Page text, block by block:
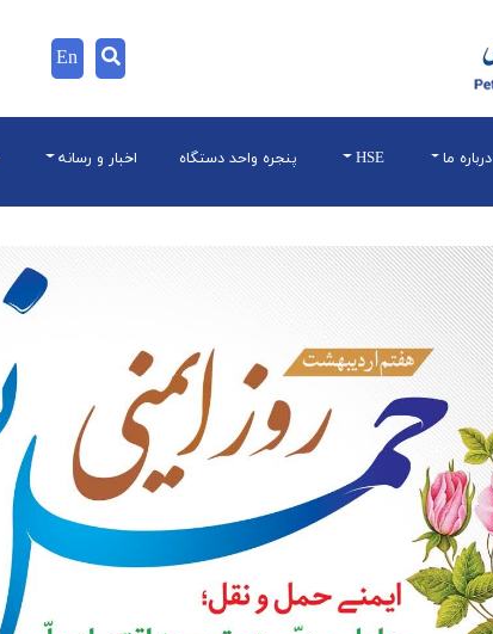
En
درباره ما HSE پنجره واحد دستگاه اخبار و رسانه